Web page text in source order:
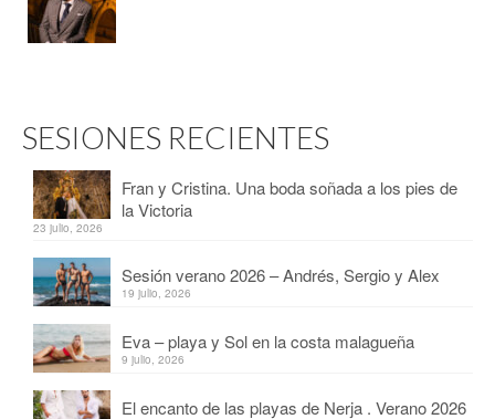
SESIONES RECIENTES
Fran y Cristina. Una boda soñada a los pies de
la Victoria
23 julio, 2026
Sesión verano 2026 – Andrés, Sergio y Alex
19 julio, 2026
Eva – playa y Sol en la costa malagueña
9 julio, 2026
El encanto de las playas de Nerja . Verano 2026